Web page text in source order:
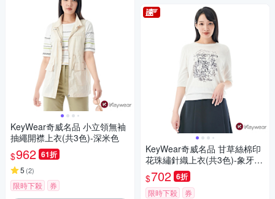
KeyWear奇威名品 小立領無袖
抽繩開襟上衣(共3色)-深米色
$962 61折
5 (2)
限時下殺 券
KeyWear奇威名品 甘草絲棉印
花珠繡針織上衣(共3色)-象牙白
色
$702 6折
限時下殺 券